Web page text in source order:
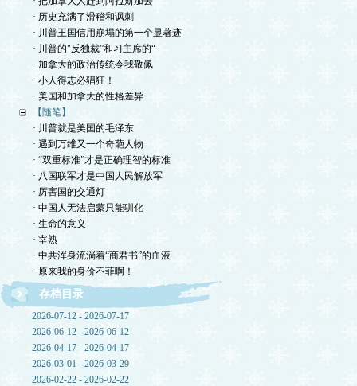
· 历史充满了滑稽和讽刺
· 川普王国信用崩塌的第一个显著迹
· 川普的"反独裁”和习主席的“
· 加拿大的政治传统令我敬佩
· 小人得志必猖狂！
· 美国和加拿大的性格差异
【随笔】
· 川普就是美国的毛泽东
· 遇到万维又一个奇葩人物
· “双重标准”才是正确理智的标准
· 八国联军才是中国人民解放军
· 厉害国的交通灯
· 中国人无法启蒙只能驯化
· 生命的意义
· 宰熟
· 中共浑身流淌着“商君书”的血液
· 原来我的身价不菲啊！
存档目录
2026-07-12 - 2026-07-17
2026-06-12 - 2026-06-12
2026-04-17 - 2026-04-17
2026-03-01 - 2026-03-29
2026-02-22 - 2026-02-22